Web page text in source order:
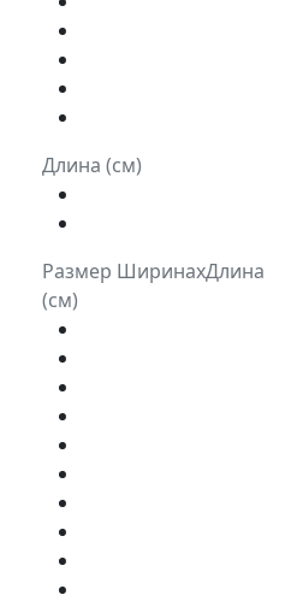
Длина (см)
Размер ШиринахДлина
(см)